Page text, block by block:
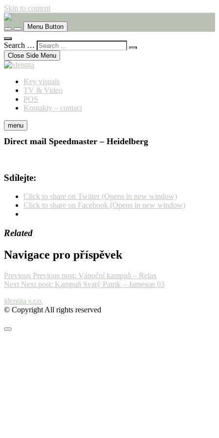
Skip to content
identita
komunikační agentura
Menu Button
Search …
Close Side Menu
Key visuals
TV & Video
POS
Kontakty – contact
menu
Direct mail Speedmaster – Heidelberg
Sdílejte:
Click to share on Twitter (Opens in new window)
Click to share on Facebook (Opens in new window)
Related
Navigace pro příspěvek
Previous Previous post: Vánoční kampaň – Relax
Next Next post: Kampaň Svatý Patrik – Jameson 03
identita s.r.o.
© Copyright All rights reserved